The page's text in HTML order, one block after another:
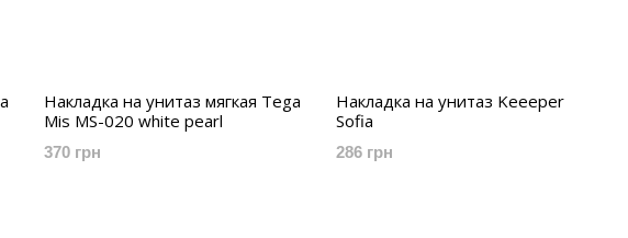
Накладка на унитаз мягкая Tega
Mis MS-020 white pearl
370 грн
Накладка на унитаз Keeeper
Sofia
286 грн